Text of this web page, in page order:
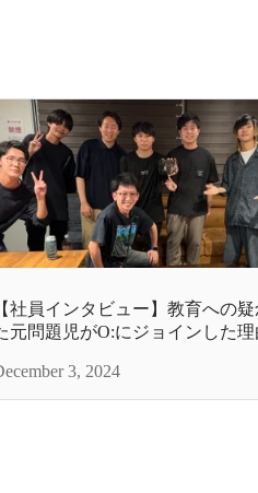
【社員インタビュー】教育への
元問題児がO:にジョインした理
3, 2024